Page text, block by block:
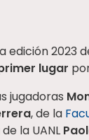
edición
lugar
jugadoras
, de la
la UANL